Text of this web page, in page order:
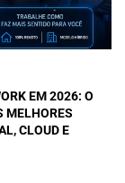
EM 2026: O
MELHORES
CLOUD E